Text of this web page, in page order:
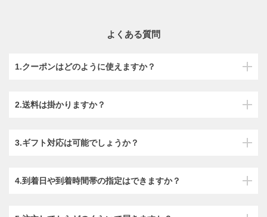
よくある質問
1.クーポンはどのように使えますか？
2.送料は掛かりますか？
3.ギフト対応は可能でしょうか？
4.到着日や到着時間帯の指定はできますか？